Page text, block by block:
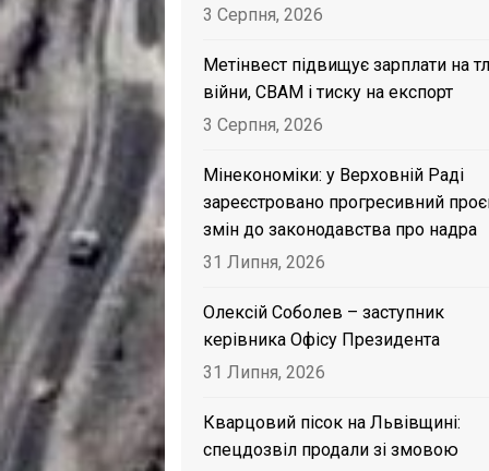
3 Серпня, 2026
Метінвест підвищує зарплати на
війни, CBAM і тиску на експорт
3 Серпня, 2026
Мінекономіки: у Верховній Раді
зареєстровано прогресивний
змін до законодавства про надра
31 Липня, 2026
Олексій Соболев – заступник
керівника Офісу Президента
31 Липня, 2026
Кварцовий пісок на Львівщині:
спецдозвіл продали зі змовою